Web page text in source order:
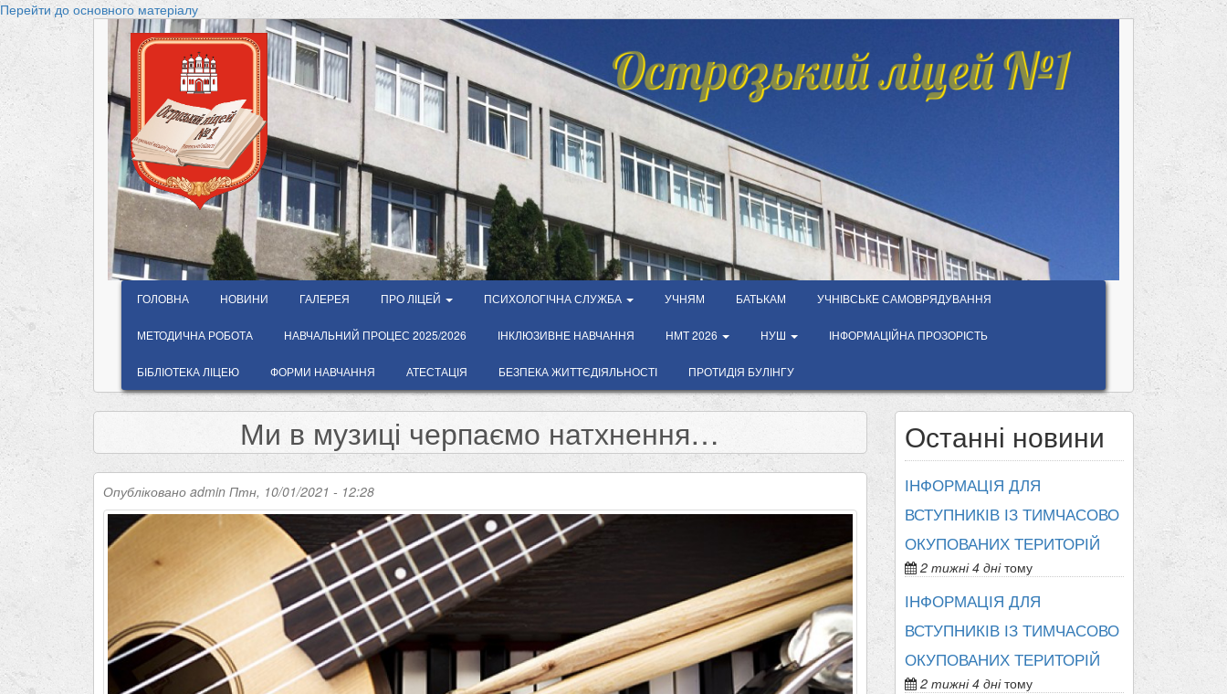
Перейти до основного матеріалу
Острозький ліцей №1
ГОЛОВНА НОВИНИ ГАЛЕРЕЯ ПРО ЛІЦЕЙ ПСИХОЛОГІЧНА СЛУЖБА УЧНЯМ БАТЬКАМ УЧНІВСЬКЕ САМОВРЯДУВАННЯ
МЕТОДИЧНА РОБОТА НАВЧАЛЬНИЙ ПРОЦЕС 2025/2026 ІНКЛЮЗИВНЕ НАВЧАННЯ НМТ 2026 НУШ ІНФОРМАЦІЙНА ПРОЗОРІСТЬ
БІБЛІОТЕКА ЛІЦЕЮ ФОРМИ НАВЧАННЯ АТЕСТАЦІЯ БЕЗПЕКА ЖИТТЄДІЯЛЬНОСТІ ПРОТИДІЯ БУЛІНГУ
Ми в музиці черпаємо натхнення…
Опубліковано admin Птн, 10/01/2021 - 12:28
Останні новини
ІНФОРМАЦІЯ ДЛЯ
ВСТУПНИКІВ ІЗ ТИМЧАСОВО
ОКУПОВАНИХ ТЕРИТОРІЙ
2 тижні 4 днітому
ІНФОРМАЦІЯ ДЛЯ
ВСТУПНИКІВ ІЗ ТИМЧАСОВО
ОКУПОВАНИХ ТЕРИТОРІЙ
2 тижні 4 днітому